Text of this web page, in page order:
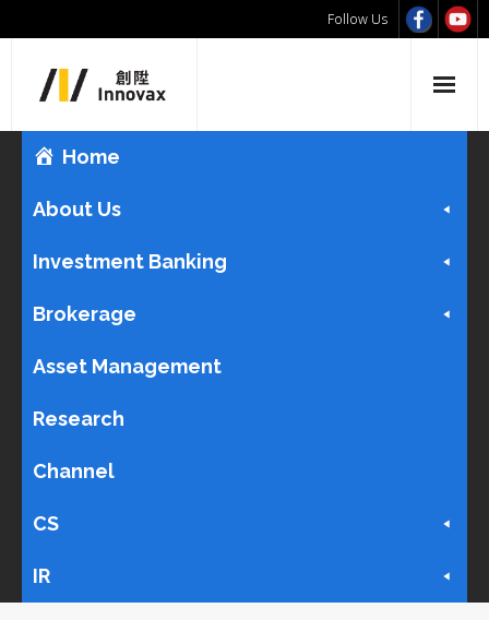
Follow Us
Home
About Us
Investment Banking
Brokerage
Asset Management
Research
Channel
CS
IR